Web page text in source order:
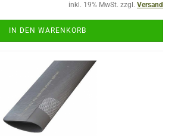
inkl. 19% MwSt. zzgl. Versand
IN DEN WARENKORB